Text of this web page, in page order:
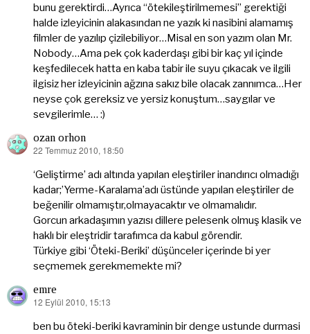
bunu gerektirdi…Ayrıca “ötekileştirilmemesi” gerektiği
halde izleyicinin alakasından ne yazık ki nasibini alamamış
filmler de yazılıp çizilebiliyor…Misal en son yazım olan Mr.
Nobody…Ama pek çok kaderdaşı gibi bir kaç yıl içinde
keşfedilecek hatta en kaba tabir ile suyu çıkacak ve ilgili
ilgisiz her izleyicinin ağzına sakız bile olacak zannımca…Her
neyse çok gereksiz ve yersiz konuştum…saygılar ve
sevgilerimle… :)
ozan orhon
dedi
22 Temmuz 2010, 18:50
‘Geliştirme’ adı altında yapılan eleştiriler inandırıcı olmadığı
kadar;’Yerme-Karalama’adı üstünde yapılan eleştiriler de
beğenilir olmamıştır,olmayacaktır ve olmamalıdır.
Gorcun arkadaşımın yazısı dillere pelesenk olmuş klasik ve
haklı bir eleştridir tarafımca da kabul görendir.
Türkiye gibi ‘Öteki-Beriki’ düşünceler içerinde bi yer
seçmemek gerekmemekte mi?
emre
dedi
12 Eylül 2010, 15:13
ben bu öteki-beriki kavraminin bir denge ustunde durmasi